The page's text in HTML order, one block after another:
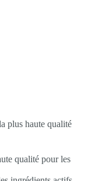
plus haute qualité
qualité pour les